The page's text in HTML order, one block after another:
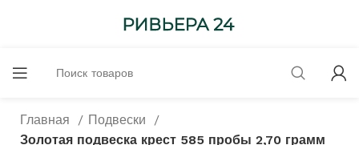
Главная
Подвески
Золотая подвеска крест 585 пробы 2,70 грамм